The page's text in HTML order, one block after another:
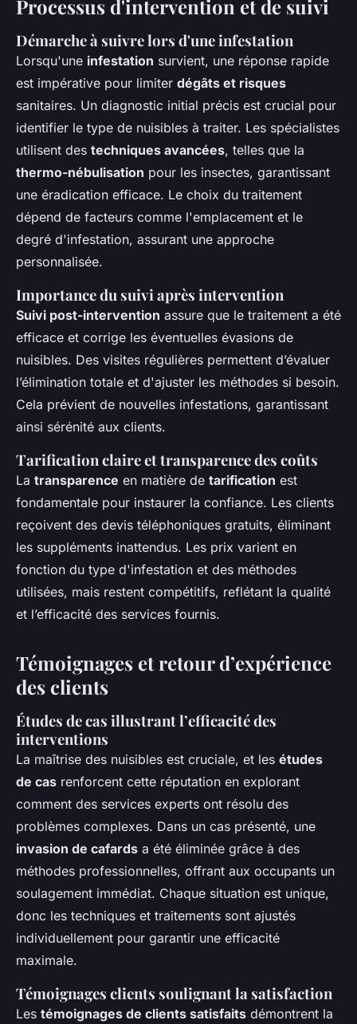
Processus d'intervention et de suivi
Démarche à suivre lors d'une infestation
Lorsqu'une infestation survient, une réponse rapide
est impérative pour limiter dégâts et risques
sanitaires. Un diagnostic initial précis est crucial pour
identifier le type de nuisibles à traiter. Les spécialistes
utilisent des techniques avancées, telles que la
thermo-nébulisation pour les insectes, garantissant
une éradication efficace. Le choix du traitement
dépend de facteurs comme l'emplacement et le
degré d'infestation, assurant une approche
personnalisée.
Importance du suivi après intervention
Suivi post-intervention assure que le traitement a été
efficace et corrige les éventuelles évasions de
nuisibles. Des visites régulières permettent d’évaluer
l’élimination totale et d'ajuster les méthodes si besoin.
Cela prévient de nouvelles infestations, garantissant
ainsi sérénité aux clients.
Tarification claire et transparence des coûts
La transparence en matière de tarification est
fondamentale pour instaurer la confiance. Les clients
reçoivent des devis téléphoniques gratuits, éliminant
les suppléments inattendus. Les prix varient en
fonction du type d'infestation et des méthodes
utilisées, mais restent compétitifs, reflétant la qualité
et l’efficacité des services fournis.
Témoignages et retour d’expérience
des clients
Études de cas illustrant l’efficacité des
interventions
La maîtrise des nuisibles est cruciale, et les études
de cas renforcent cette réputation en explorant
comment des services experts ont résolu des
problèmes complexes. Dans un cas présenté, une
invasion de cafards a été éliminée grâce à des
méthodes professionnelles, offrant aux occupants un
soulagement immédiat. Chaque situation est unique,
donc les techniques et traitements sont ajustés
individuellement pour garantir une efficacité
maximale.
Témoignages clients soulignant la satisfaction
Les témoignages de clients satisfaits démontrent la